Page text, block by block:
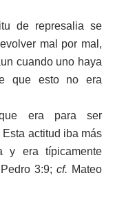
de represalia se
mal por mal,
cuando uno haya
que esto no era
era para ser
Esta actitud iba más
y era típicamente
3:9; cf. Mateo